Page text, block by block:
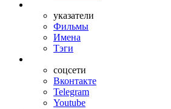
указатели
Фильмы
Имена
Тэги
соцсети
Вконтакте
Telegram
Youtube